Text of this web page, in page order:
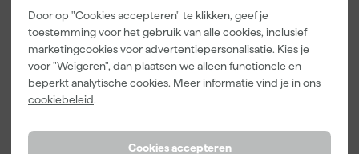
Door op "Cookies accepteren" te klikken, geef je
toestemming voor het gebruik van alle cookies, inclusief
marketingcookies voor advertentiepersonalisatie. Kies je
voor "Weigeren", dan plaatsen we alleen functionele en
beperkt analytische cookies. Meer informatie vind je in ons
cookiebeleid.
Cookies accepteren